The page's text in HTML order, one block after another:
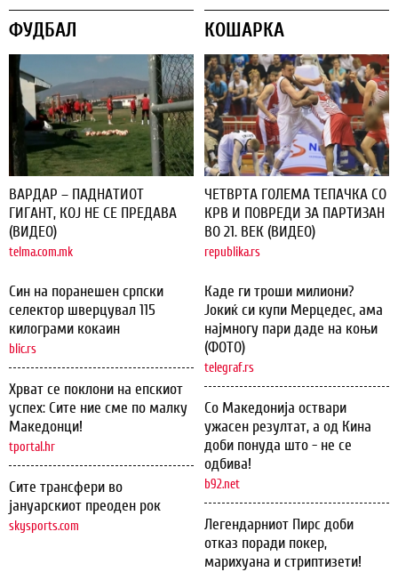
ФУДБАЛ
ВАРДАР – ПАДНАТИОТ
ГИГАНТ, КОЈ НЕ СЕ ПРЕДАВА
(ВИДЕО)
telma.com.mk
Син на поранешен српски
селектор шверцувал 115
килограми кокаин
blic.rs
Хрват се поклони на епскиот
успех: Сите ние сме по малку
Македонци!
tportal.hr
Сите трансфери во
јануарскиот преоден рок
skysports.com
КОШАРКА
ЧЕТВРТА ГОЛЕМА ТЕПАЧКА СО
КРВ И ПОВРЕДИ ЗА ПАРТИЗАН
ВО 21. ВЕК (ВИДЕО)
republika.rs
Каде ги троши милиони?
Јокиќ си купи Мерцедес, ама
најмногу пари даде на коњи
(ФОТО)
telegraf.rs
Со Македонија оствари
ужасен резултат, а од Кина
доби понуда што - не се
одбива!
b92.net
Легендарниот Пирс доби
отказ поради покер,
марихуана и стриптизети!